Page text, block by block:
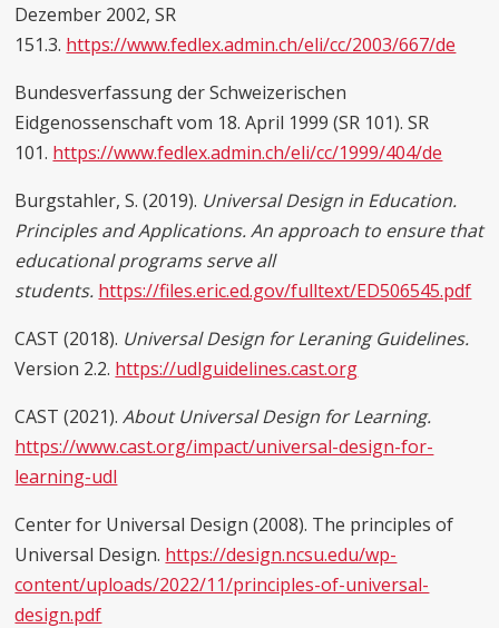
Dezember 2002, SR
151.3. https://www.fedlex.admin.ch/eli/cc/2003/667/de
Bundesverfassung der Schweizerischen
Eidgenossenschaft vom 18. April 1999 (SR 101). SR
101. https://www.fedlex.admin.ch/eli/cc/1999/404/de
Burgstahler, S. (2019). Universal Design in Education.
Principles and Applications. An approach to ensure that
educational programs serve all
students. https://files.eric.ed.gov/fulltext/ED506545.pdf
CAST (2018). Universal Design for Leraning Guidelines.
Version 2.2. https://udlguidelines.cast.org
CAST (2021).About Universal Design for Learning.
https://www.cast.org/impact/universal-design-for-
learning-udl
Center for Universal Design (2008). The principles of
Universal Design. https://design.ncsu.edu/wp-
content/uploads/2022/11/principles-of-universal-
design.pdf